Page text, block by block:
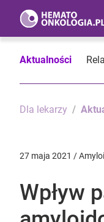
Aktualności
Dla lekarzy
27 maja 2021 /
Wpływ